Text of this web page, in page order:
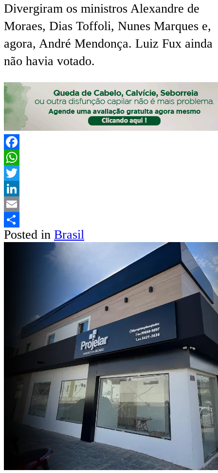
Divergiram os ministros Alexandre de
Moraes, Dias Toffoli, Nunes Marques e,
agora, André Mendonça. Luiz Fux ainda
não havia votado.
Facebook
WhatsApp
Twitter
LinkedIn
Email
Share
Posted in Brasil